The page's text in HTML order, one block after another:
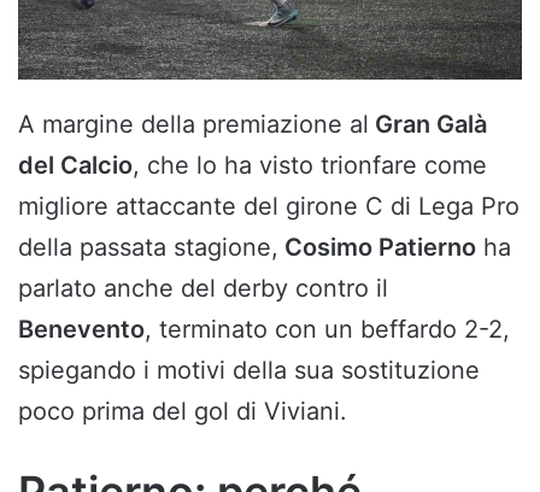
A margine della premiazione al Gran Galà
del Calcio, che lo ha visto trionfare come
migliore attaccante del girone C di Lega Pro
della passata stagione, Cosimo Patierno ha
parlato anche del derby contro il
Benevento, terminato con un beffardo 2-2,
spiegando i motivi della sua sostituzione
poco prima del gol di Viviani.